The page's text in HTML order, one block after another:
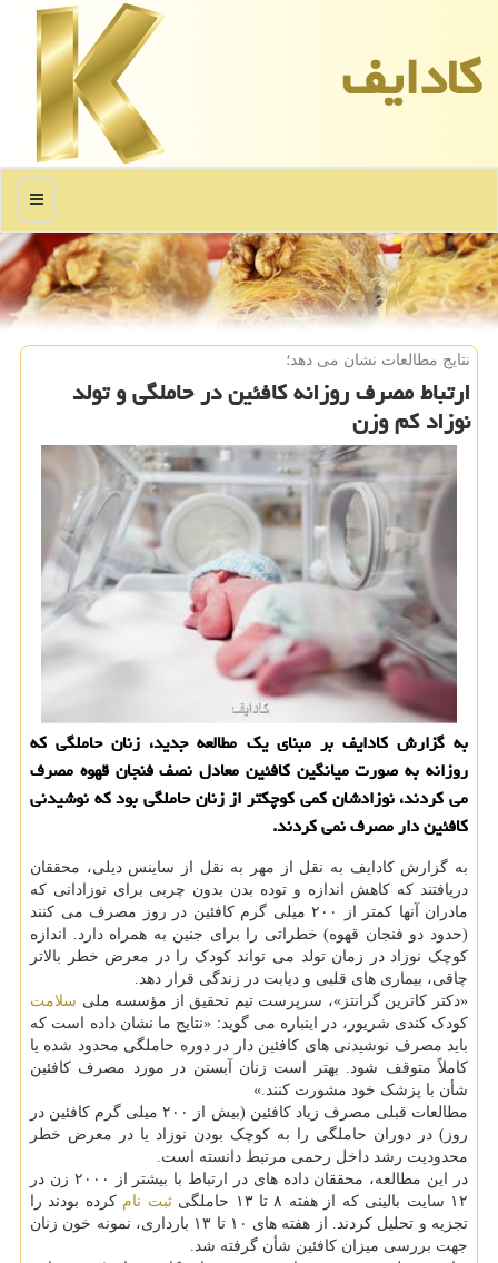
كادایف
منو
نتایج مطالعات نشان می دهد؛
ارتباط مصرف روزانه كافئین در حاملگی و تولد
نوزاد كم وزن
به گزارش کادایف بر مبنای یک مطالعه جدید، زنان حاملگی که
روزانه به صورت میانگین کافئین معادل نصف فنجان قهوه مصرف
می کردند، نوزادشان کمی کوچکتر از زنان حاملگی بود که نوشیدنی
کافئین دار مصرف نمی کردند.
به گزارش کادایف به نقل از مهر به نقل از ساینس دیلی، محققان
دریافتند که کاهش اندازه و توده بدن بدون چربی برای نوزادانی که
مادران آنها کمتر از ۲۰۰ میلی گرم کافئین در روز مصرف می کنند
(حدود دو فنجان قهوه) خطراتی را برای جنین به همراه دارد. اندازه
کوچک نوزاد در زمان تولد می تواند کودک را در معرض خطر بالاتر
چاقی، بیماری های قلبی و دیابت در زندگی قرار دهد.
«دکتر کاترین گرانتز»، سرپرست تیم تحقیق از مؤسسه ملی سلامت
کودک کندی شریور، در اینباره می گوید: «نتایج ما نشان داده است که
باید مصرف نوشیدنی های کافئین دار در دوره حاملگی محدود شده یا
کاملاً متوقف شود. بهتر است زنان آبستن در مورد مصرف کافئین
شأن با پزشک خود مشورت کنند.»
مطالعات قبلی مصرف زیاد کافئین (بیش از ۲۰۰ میلی گرم کافئین در
روز) در دوران حاملگی را به کوچک بودن نوزاد یا در معرض خطر
محدودیت رشد داخل رحمی مرتبط دانسته است.
در این مطالعه، محققان داده های در ارتباط با بیشتر از ۲۰۰۰ زن در
۱۲ سایت بالینی که از هفته ۸ تا ۱۳ حاملگی
ثبت نام کرده بودند را
تجزیه و تحلیل کردند. از هفته های ۱۰ تا ۱۳ بارداری، نمونه خون زنان
جهت بررسی میزان کافئین شأن گرفته شد.